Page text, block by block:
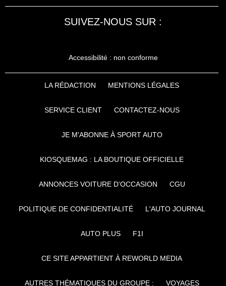
SUIVEZ-NOUS SUR :
Accessibilité : non conforme
LA RÉDACTION MENTIONS LÉGALES
SERVICE CLIENT CONTACTEZ-NOUS
JE M'ABONNE À SPORT AUTO
KIOSQUEMAG : LA BOUTIQUE OFFICIELLE
ANNONCES VOITURE D’OCCASION CGU
POLITIQUE DE CONFIDENTIALITÉ L'AUTO JOURNAL
AUTO PLUS F1I
CE SITE APPARTIENT À REWORLD MEDIA
AUTRES THÉMATIQUES DU GROUPE : VOYAGES